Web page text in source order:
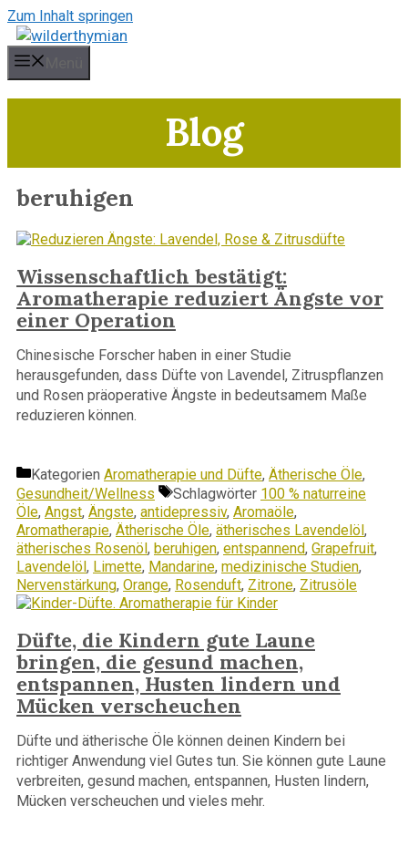
Zum Inhalt springen
Blog
beruhigen
Wissenschaftlich bestätigt:
Aromatherapie reduziert Ängste vor
einer Operation
Chinesische Forscher haben in einer Studie
herausgefunden, dass Düfte von Lavendel, Zitruspflanzen
und Rosen präoperative Ängste in bedeutsamem Maße
reduzieren können.
Kategorien Aromatherapie und Düfte, Ätherische Öle,
Gesundheit/Wellness
Schlagwörter 100 % naturreine
Öle, Angst, Ängste, antidepressiv, Aromaöle,
Aromatherapie, Ätherische Öle, ätherisches Lavendelöl ,
ätherisches Rosenöl , beruhigen, entspannend, Grapefruit,
Lavendelöl , Limette, Mandarine, medizinische Studien,
Nervenstärkung, Orange, Rosenduft, Zitrone, Zitrusöle
Düfte, die Kindern gute Laune
bringen, die gesund machen,
entspannen, Husten lindern und
Mücken verscheuchen
Düfte und ätherische Öle können deinen Kindern bei
richtiger Anwendung viel Gutes tun. Sie können gute Laune
verbreiten, gesund machen, entspannen, Husten lindern,
Mücken verscheuchen und vieles mehr.